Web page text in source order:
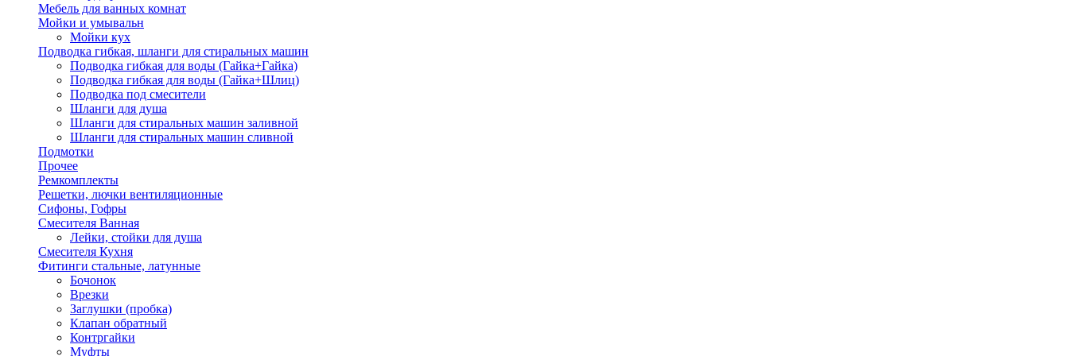
Мебель для ванных комнат
Мойки и умывальн
Мойки кух
Подводка гибкая, шланги для стиральных машин
Подводка гибкая для воды (Гайка+Гайка)
Подводка гибкая для воды (Гайка+Шлиц)
Подводка под смесители
Шланги для душа
Шланги для стиральных машин заливной
Шланги для стиральных машин сливной
Подмотки
Прочее
Ремкомплекты
Решетки, лючки вентиляционные
Сифоны, Гофры
Смесителя Ванная
Лейки, стойки для душа
Смесителя Кухня
Фитинги стальные, латунные
Бочонок
Врезки
Заглушки (пробка)
Клапан обратный
Контргайки
Муфты